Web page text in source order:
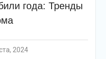
года: Тренды
2024